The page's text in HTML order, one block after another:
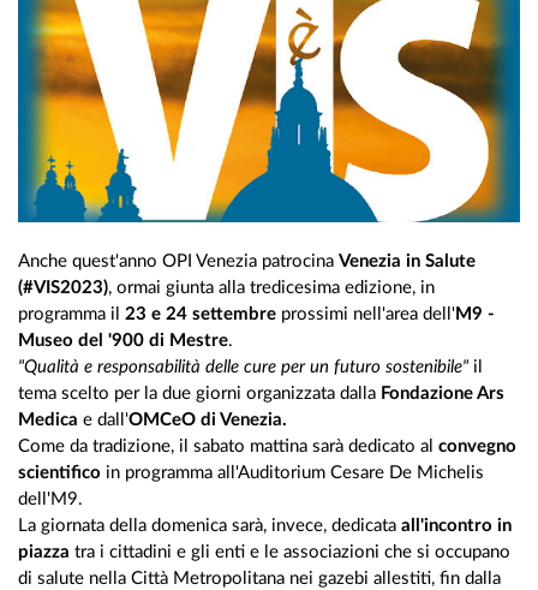
Anche quest'anno OPI Venezia patrocina Venezia in Salute
(#VIS2023), ormai giunta alla tredicesima edizione, in
programma il 23 e 24 settembre prossimi nell'area dell' M9 -
Museo del '900 di Mestre.
"Qualità e responsabilità delle cure per un futuro sostenibile" il
tema scelto per la due giorni organizzata dalla Fondazione Ars
Medica e dall'OMCeO di Venezia.
Come da tradizione, il sabato mattina sarà dedicato al convegno
scientifico in programma all'Auditorium Cesare De Michelis
dell'M9.
La giornata della domenica sarà, invece, dedicata all'incontro in
piazza tra i cittadini e gli enti e le associazioni che si occupano
di salute nella Città Metropolitana nei gazebi allestiti, fin dalla